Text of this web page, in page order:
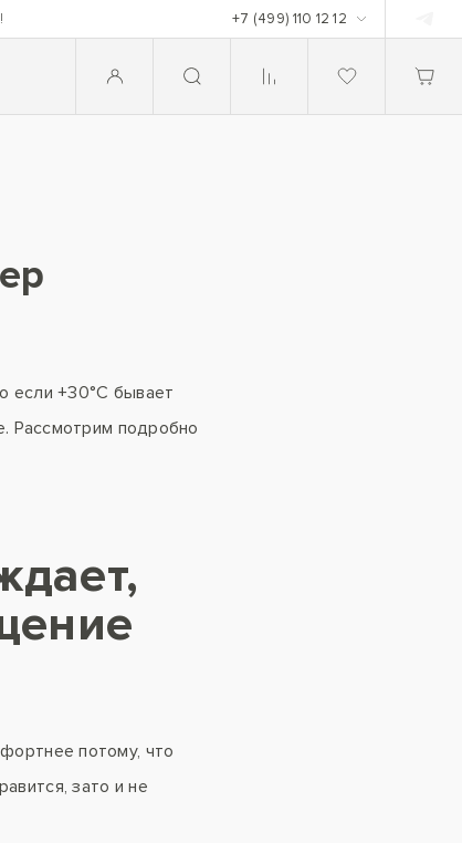
+7 (499) 110 12 12
если +30°С бывает
Рассмотрим подробно
потому, что
зато и не